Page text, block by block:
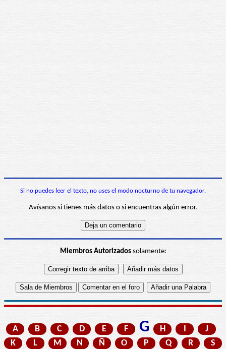
Si no puedes leer el texto, no uses el modo nocturno de tu navegador.
Avísanos si tienes más datos o si encuentras algún error.
Miembros Autorizadossolamente:
A B C D E F G H I
J
K
L M N Ñ O P Q R
S